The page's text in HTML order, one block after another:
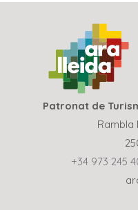
Patronat de
Rambla
+34 973 245